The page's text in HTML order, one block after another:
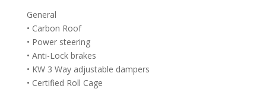
General
• Carbon Roof
• Power steering
• Anti-Lock brakes
• KW 3 Way adjustable dampers
• Certified Roll Cage